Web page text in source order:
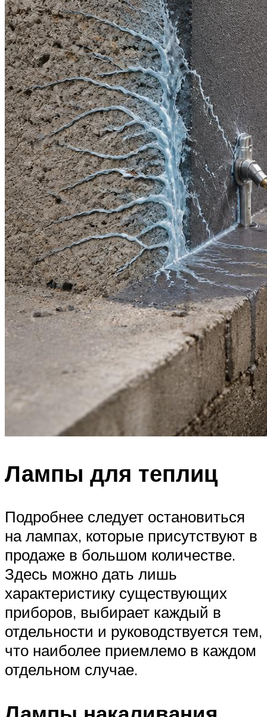
Лампы для теплиц
Подробнее следует остановиться
на лампах, которые присутствуют в
продаже в большом количестве.
Здесь можно дать лишь
характеристику существующих
приборов, выбирает каждый в
отдельности и руководствуется тем,
что наиболее приемлемо в каждом
отдельном случае.